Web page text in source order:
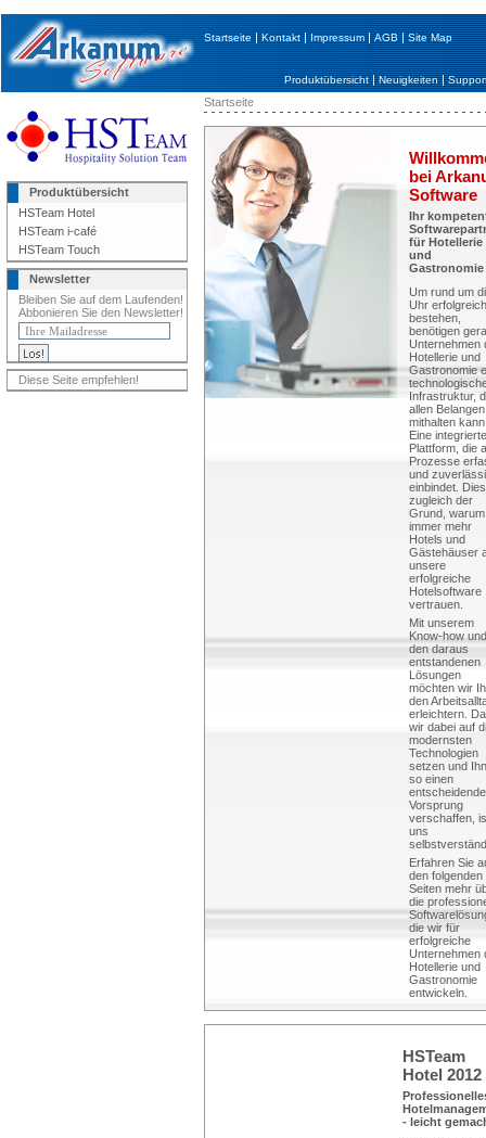
Startseite|Kontakt|Impressum|AGB|Site Map
Produktübersicht|Neuigkeiten|
Produktübersicht
HSTeam Hotel
HSTeam i-café
HSTeam Touch
Newsletter
Bleiben Sie auf dem Laufenden!
Abbonieren Sie den Newsletter!
Diese Seite empfehlen!
Startseite
bei
Software
Ihr
für Hotellerie
und
Gastronomie
Um rund um
Uhr
bestehen,
benötigen
Unternehmen
Hotellerie und
Gastronomie
Infrastruktur,
allen Belangen
mithalten
Eine integrierte
Plattform, die
Prozesse
und
einbindet.
zugleich der
Grund, warum
immer mehr
Hotels und
Gästehäuser
unsere
erfolgreiche
Hotelsoftware
vertrauen.
Mit unserem
Know-how und
den daraus
entstandenen
Lösungen
möchten wir
den
erleichtern.
wir dabei auf
modernsten
Technologien
setzen und
so einen
Vorsprung
verschaffen,
uns
Erfahren Sie
den folgenden
Seiten mehr
die
die wir für
erfolgreiche
Unternehmen
Hotellerie und
Gastronomie
entwickeln.
HSTeam
Hotel 2012
- leicht